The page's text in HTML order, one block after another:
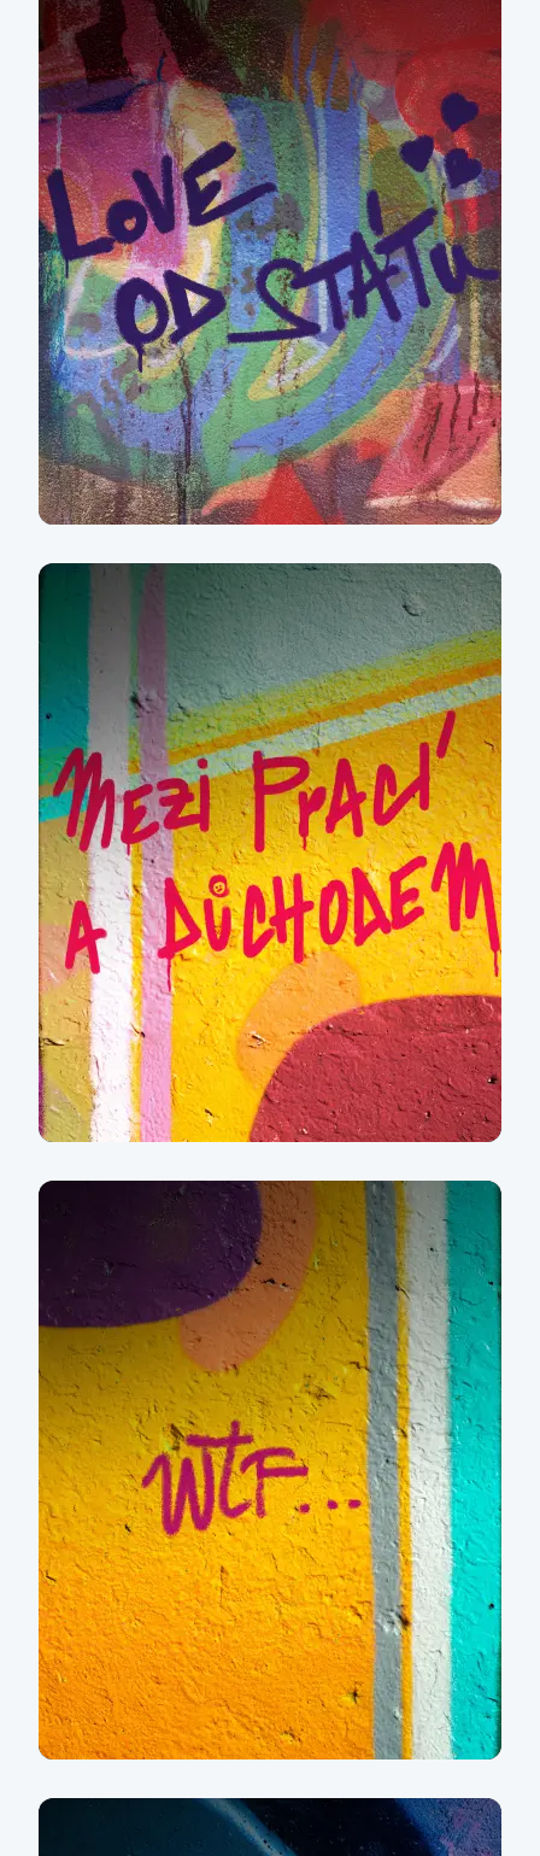
Více informací
Love od státu
Více informací
Mezi prací a
důchodem
Více informací
Práce v důchodu?